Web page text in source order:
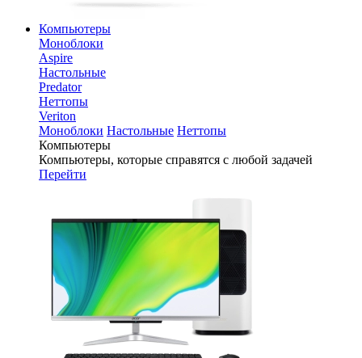
Компьютеры
Моноблоки
Aspire
Настольные
Predator
Неттопы
Veriton
Моноблоки Настольные Неттопы
Компьютеры
Компьютеры, которые справятся с любой задачей
Перейти